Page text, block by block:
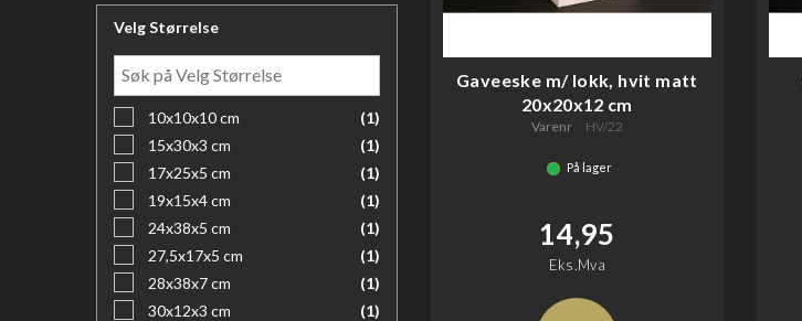
Velg Størrelse
10x10x10 cm
(1)
15x30x3 cm
(1)
17x25x5 cm
(1)
19x15x4 cm
(1)
24x38x5 cm
(1)
27,5x17x5 cm
(1)
28x38x7 cm
(1)
30x12x3 cm
(1)
Gaveeske m/ lokk, hvit matt
20x20x12 cm
Varenr HV/22
På lager
14,95
Eks.Mva